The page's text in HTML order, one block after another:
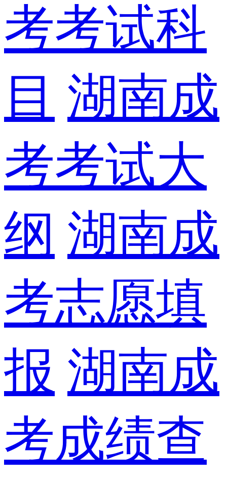
考考试科
目 湖南成
考考试大
纲 湖南成
考志愿填
报 湖南成
考成绩查